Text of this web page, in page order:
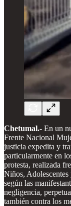
Chetumal.- En un
Frente Nacional
justicia expedita y
particularmente en
protesta, realizada
Niños,
según las
negligencia,
también contra los